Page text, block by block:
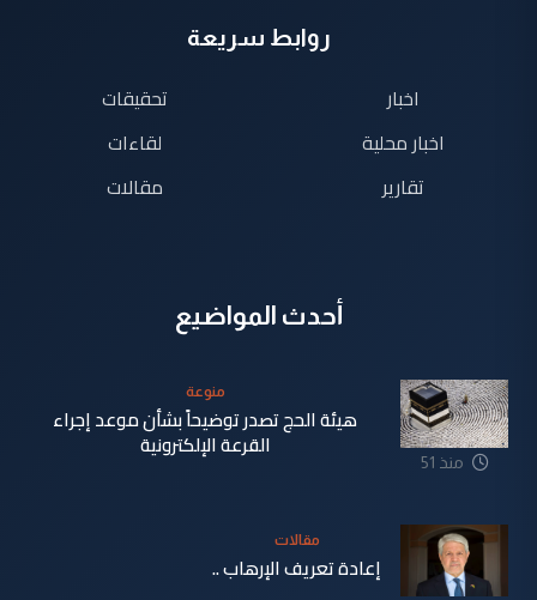
روابط سريعة
اخبار
اخبار محلية
تقارير
تحقيقات
لقاءات
مقالات
أحدث المواضيع
منذ 51
منوعة
هيئة الحج تصدر توضيحاً بشأن موعد إجراء
القرعة الإلكترونية
مقالات
إعادة تعريف الإرهاب ..